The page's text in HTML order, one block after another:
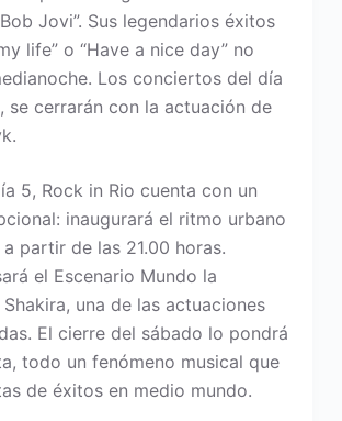
Jovi”. Sus legendarios éxitos
life” o “Have a nice day” no
Los conciertos del día
se cerrarán con la actuación de
5, Rock in Rio cuenta con un
inaugurará el ritmo urbano
a partir de las 21.00 horas.
el Escenario Mundo la
una de las actuaciones
El cierre del sábado lo pondrá
todo un fenómeno musical que
de éxitos en medio mundo.